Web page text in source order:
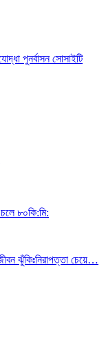
পুনর্বাসন সোসাইটি
৮০কি:মি:
ঝুঁকিঃনিরাপত্তা চেয়ে…